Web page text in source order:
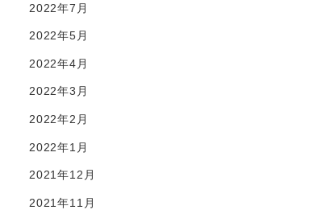
2022年7月
2022年5月
2022年4月
2022年3月
2022年2月
2022年1月
2021年12月
2021年11月